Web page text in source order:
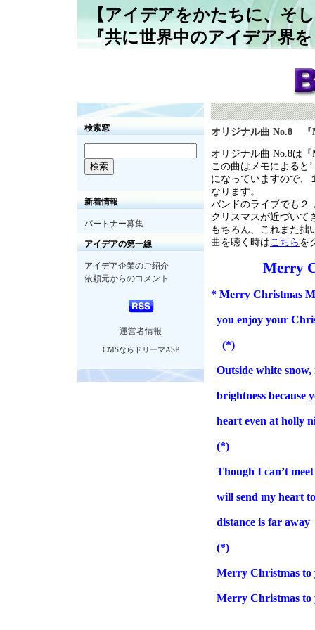
【アイデアをかたちに、そ
『共に世界中のアイデア界
検索窓
新着情報
パートナー募集
アイデアの第一線
アイデア企業のご紹介
依頼元からのコメント
運営者情報
CMSならドリーマASP
オリジナル曲 No.8 『
オリジナル曲 No.8は『
この曲はメモによると
になっていますので、
なります。
バンドのライブでも２
クリスマスが近づいて
もちろん、これまた
曲を聴く時はこちら を
Merry
* Merry Christmas
you enjoy your
(*)
Outside white snow,
brightness because
heart even at holly
(*)
Though I can’t
will send my heart
distance is far away
(*)
Merry Christmas to
Merry Christmas to